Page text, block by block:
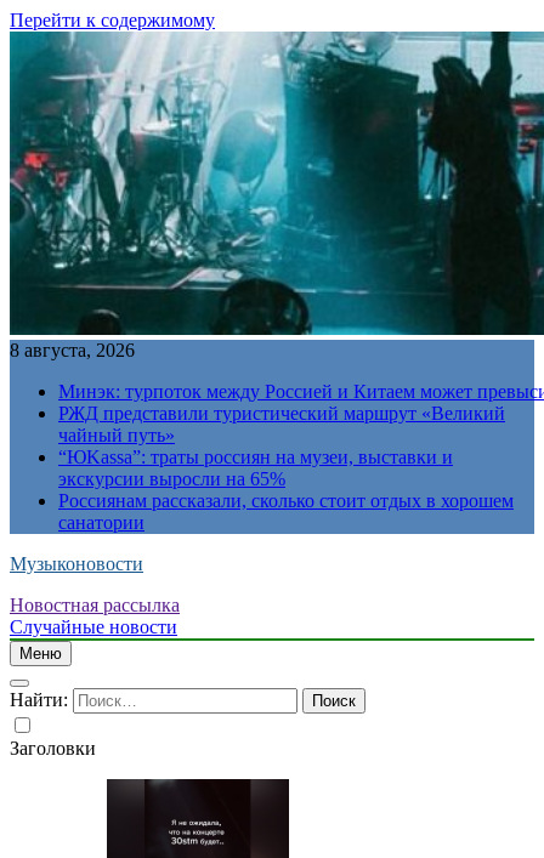
Перейти к содержимому
8 августа, 2026
Минэк: турпоток между Россией и Китаем может
РЖД представили туристический маршрут «Великий
чайный путь»
“ЮKassa”: траты россиян на музеи, выставки и
экскурсии выросли на 65%
Россиянам рассказали, сколько стоит отдых в хорошем
санатории
Музыконовости
Новостная рассылка
Случайные новости
Меню
Найти:
Заголовки